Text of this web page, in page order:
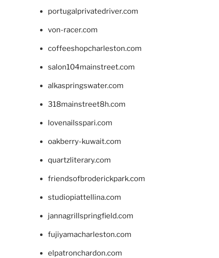
portugalprivatedriver.com
von-racer.com
coffeeshopcharleston.com
salon104mainstreet.com
alkaspringswater.com
318mainstreet8h.com
lovenailsspari.com
oakberry-kuwait.com
quartzliterary.com
friendsofbroderickpark.com
studiopiattellina.com
jannagrillspringfield.com
fujiyamacharleston.com
elpatronchardon.com